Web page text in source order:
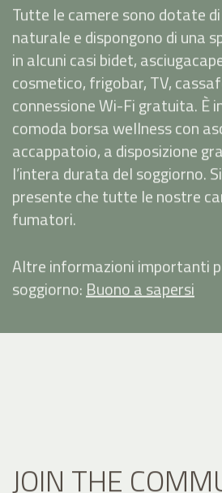
Tutte le camere sono dotate
naturale e dispongono di una
in alcuni casi bidet,
cosmetico, frigobar, TV,
connessione Wi-Fi gratuita. È
comoda borsa wellness con
accappatoio, a disposizione
l’intera durata del soggiorno.
presente che tutte le nostre
fumatori.
Altre informazioni importanti
soggiorno: Buono a sapersi
JOIN THE